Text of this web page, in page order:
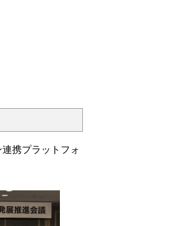
携プラットフォ